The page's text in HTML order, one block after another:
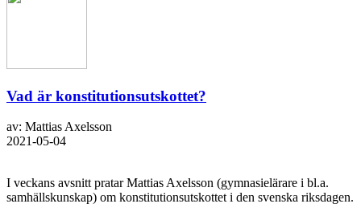
Vad är konstitutionsutskottet?
av: Mattias Axelsson
2021-05-04
I veckans avsnitt pratar Mattias Axelsson (gymnasielärare i bl.a.
samhällskunskap) om konstitutionsutskottet i den svenska riksdagen.